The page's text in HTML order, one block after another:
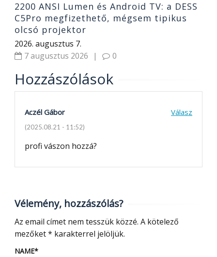
2200 ANSI Lumen és Android TV: a DESS
C5Pro megfizethető, mégsem tipikus
olcsó projektor
2026. augusztus 7.
7 augusztus 2026
| 0
Hozzászólások
Aczél Gábor Válasz
(2025.08.21 - 11:52)
profi vászon hozzá?
Vélemény, hozzászólás?
Az email címet nem tesszük közzé. A kötelező
mezőket* karakterrel jelöljük.
NAME*